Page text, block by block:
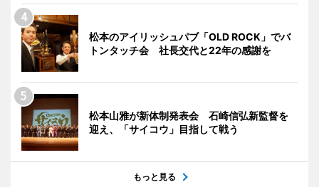
松本のアイリッシュパブ「OLD ROCK」でバ
トンタッチ会 社長交代と22年の感謝を
松本山雅が新体制発表会 石崎信弘新監督を
迎え、「サイコウ」目指して戦う
もっと見る